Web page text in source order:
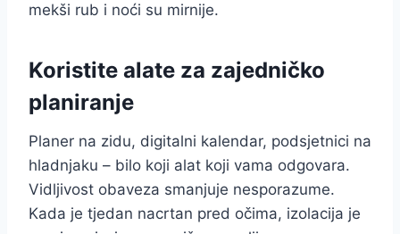
mekši rub i noći su mirnije.
Koristite alate za zajedničko
planiranje
Planer na zidu, digitalni kalendar, podsjetnici na
hladnjaku – bilo koji alat koji vama odgovara.
Vidljivost obaveza smanjuje nesporazume.
Kada je tjedan nacrtan pred očima, izolacija je